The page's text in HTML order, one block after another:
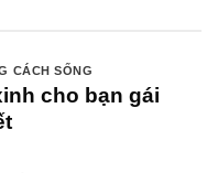
CÁCH SỐNG
cho bạn gái